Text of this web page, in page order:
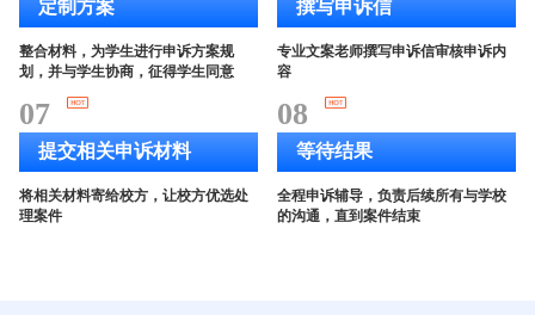
定制方案
整合材料，为学生进行申诉方案规
划，并与学生协商，征得学生同意
撰写申诉信
专业文案老师撰写申诉信审核申诉内
容
07
提交相关申诉材料
将相关材料寄给校方，让校方优选处
理案件
08
等待结果
全程申诉辅导，负责后续所有与学校
的沟通，直到案件结束